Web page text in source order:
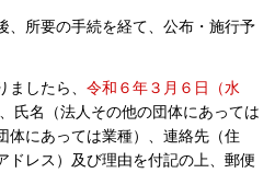
、所要の手続を経て、公布・施行予
したら、 令和６年３月６日（水
氏名（法人その他の団体にあっては
体にあっては業種）、連絡先（住
ドレス）及び理由を付記の上、郵便